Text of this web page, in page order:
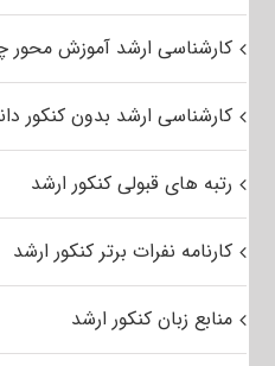
کارشناسی ارشد آموزش
کارشناسی ارشد بدون کنکور
رتبه های قبولی کنکور ارشد
کارنامه نفرات برتر کنکور ارشد
منابع زبان کنکور ارشد